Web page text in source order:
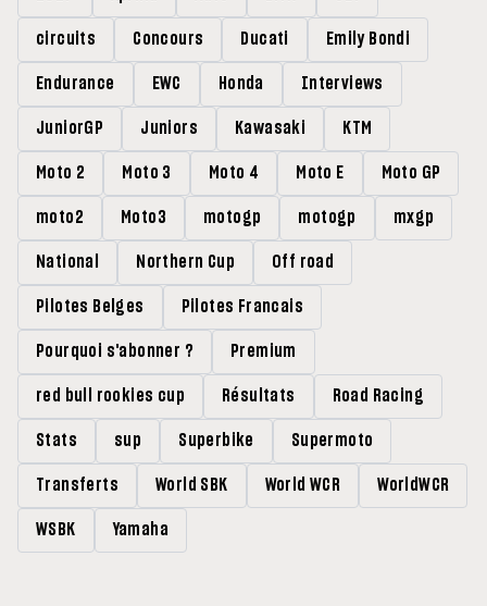
circuits Concours Ducati Emily Bondi
Endurance EWC Honda Interviews
JuniorGP Juniors Kawasaki KTM
Moto 2 Moto 3 Moto 4 Moto E Moto GP
moto2 Moto3 motogp motogp mxgp
National Northern Cup Off road
Pilotes Belges Pilotes Francais
Pourquoi s'abonner ? Premium
red bull rookies cup Résultats Road Racing
Stats sup Superbike Supermoto
Transferts World SBK World WCR WorldWCR
WSBK Yamaha